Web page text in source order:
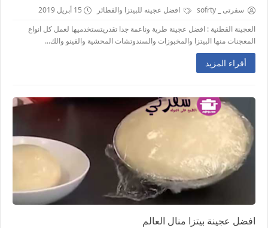
سفرتى _ sofrty افضل عجينه للبيتزا والفطائر
15 أبريل 2019
العجينة القطنية : افضل عجينة طرية وناعمة جدا تقدريتستخدميها لعمل كل انواع
المعجنات منها البيتزا والمخبوزات والسندوتشات المحشية والفينو والك...
أقراء المزيد
افضل عجينة بيتزا منال العالم